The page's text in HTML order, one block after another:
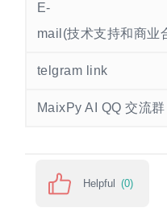
E-
mail(技术支持和商业
telgram link
MaixPy AI QQ 交流群
Helpful (0)